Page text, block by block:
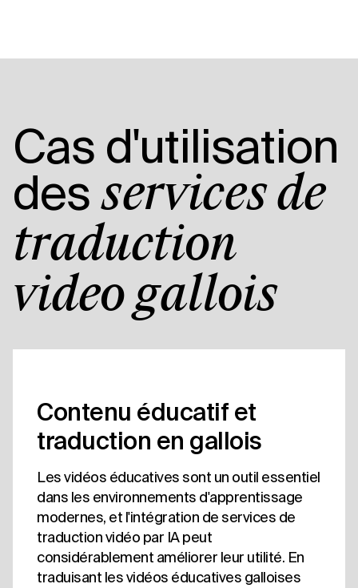
Cas d'utilisation
des services de
traduction
vidéo gallois
Contenu éducatif et
traduction en gallois
Les vidéos éducatives sont un outil essentiel
dans les environnements d'apprentissage
modernes, et l'intégration de services de
traduction vidéo par IA peut
considérablement améliorer leur utilité. En
traduisant les vidéos éducatives galloises